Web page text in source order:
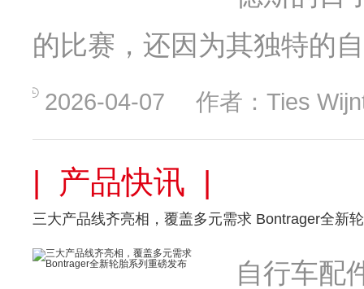
的比赛，还因为其独特的
2026-04-07 作者：Ties
| 产品快讯 |
三大产品线齐亮相，覆盖多元需求 Bontrager全新
自行车配